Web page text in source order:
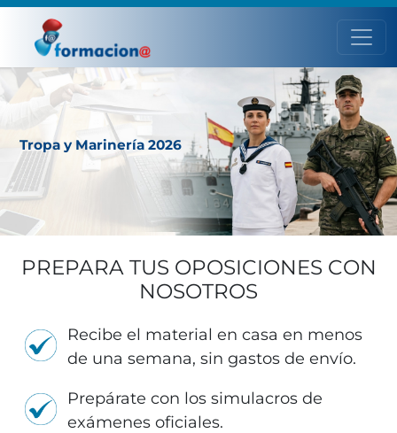
Tropa y Marinería 2026
PREPARA TUS OPOSICIONES CON
NOSOTROS
Recibe el material en casa en menos
de una semana, sin gastos de envío.
Prepárate con los simulacros de
exámenes oficiales.